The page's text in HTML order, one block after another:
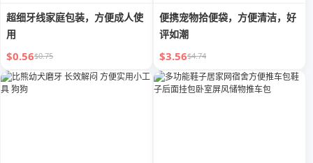
超细牙线家庭包装，方便成人使
用
$0.56$0.75
便携宠物拾便袋，方便清洁，好
评如潮
$3.56$4.74